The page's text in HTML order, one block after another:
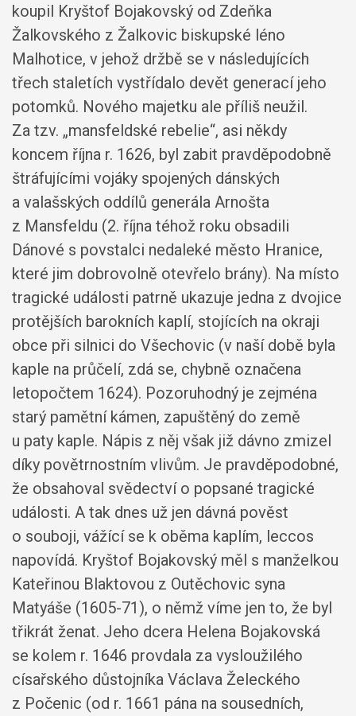
koupil Kryštof Bojakovský od Zdeňka
Žalkovského z Žalkovic biskupské léno
Malhotice, v jehož držbě se v následujících
třech staletích vystřídalo devět generací jeho
potomků. Nového majetku ale příliš neužil.
Za tzv. „mansfeldské rebelie“, asi někdy
koncem října r. 1626, byl zabit pravděpodobně
štráfujícími vojáky spojených dánských
a valašských oddílů generála Arnošta
z Mansfeldu (2. října téhož roku obsadili
Dánové s povstalci nedaleké město Hranice,
které jim dobrovolně otevřelo brány). Na místo
tragické události patrně ukazuje jedna z dvojice
protějších barokních kaplí, stojících na okraji
obce při silnici do Všechovic (v naší době byla
kaple na průčelí, zdá se, chybně označena
letopočtem 1624). Pozoruhodný je zejména
starý pamětní kámen, zapuštěný do země
u paty kaple. Nápis z něj však již dávno zmizel
díky povětrnostním vlivům. Je pravděpodobné,
že obsahoval svědectví o popsané tragické
události. A tak dnes už jen dávná pověst
o souboji, vážící se k oběma kaplím, leccos
napovídá. Kryštof Bojakovský měl s manželkou
Kateřinou Blaktovou z Outěchovic syna
Matyáše (1605-71), o němž víme jen to, že byl
třikrát ženat. Jeho dcera Helena Bojakovská
se kolem r. 1646 provdala za vysloužilého
císařského důstojníka Václava Želeckého
z Počenic (od r. 1661 pána na sousedních,